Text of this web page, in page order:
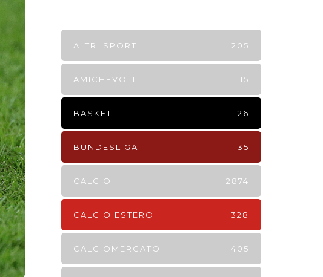
ALTRI SPORT 205
AMICHEVOLI 15
BASKET 26
BUNDESLIGA 35
CALCIO 2874
CALCIO ESTERO 328
CALCIOMERCATO 405